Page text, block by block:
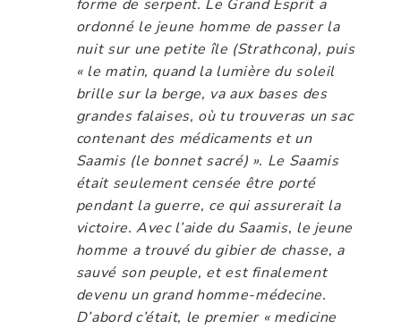
forme de serpent. Le Grand Esprit a
ordonné le jeune homme de passer la
nuit sur une petite île (Strathcona), puis
« le matin, quand la lumière du soleil
brille sur la berge, va aux bases des
grandes falaises, où tu trouveras un sac
contenant des médicaments et un
Saamis (le bonnet sacré) ». Le Saamis
était seulement censée être porté
pendant la guerre, ce qui assurerait la
victoire. Avec l’aide du Saamis, le jeune
homme a trouvé du gibier de chasse, a
sauvé son peuple, et est finalement
devenu un grand homme-médecine.
D’abord c’était, le premier « medicine